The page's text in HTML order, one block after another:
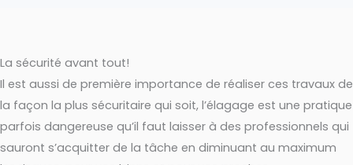
La sécurité avant tout!
Il est aussi de première importance de réaliser ces travaux de
la façon la plus sécuritaire qui soit, l’élagage est une pratique
parfois dangereuse qu’il faut laisser à des professionnels qui
sauront s’acquitter de la tâche en diminuant au maximum